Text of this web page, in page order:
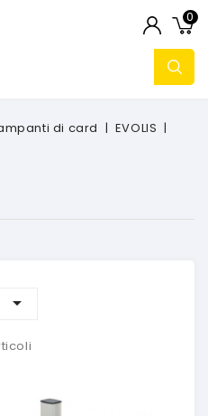
0
di card
EVOLIS
